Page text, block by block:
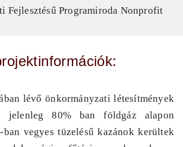
Fejlesztésű Programiroda Nonprofit
lévő önkormányzati létesítmények
jelenleg 80% ban földgáz alapon
vegyes tüzelésű kazánok kerültek